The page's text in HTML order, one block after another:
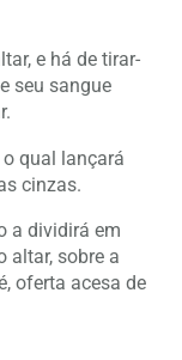
e há de tirar-
seu sangue
o qual lançará
cinzas.
a dividirá em
altar, sobre a
oferta acesa de